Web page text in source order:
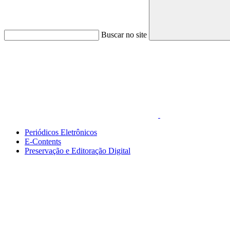
Buscar no site
Periódicos Eletrônicos
E-Contents
Preservação e Editoração Digital